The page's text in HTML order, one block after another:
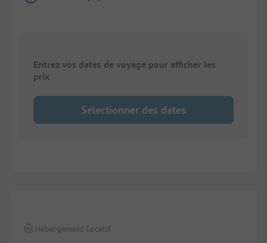
Entrez vos dates de voyage pour afficher les
prix
Sélectionner des dates
Hébergement Locatif